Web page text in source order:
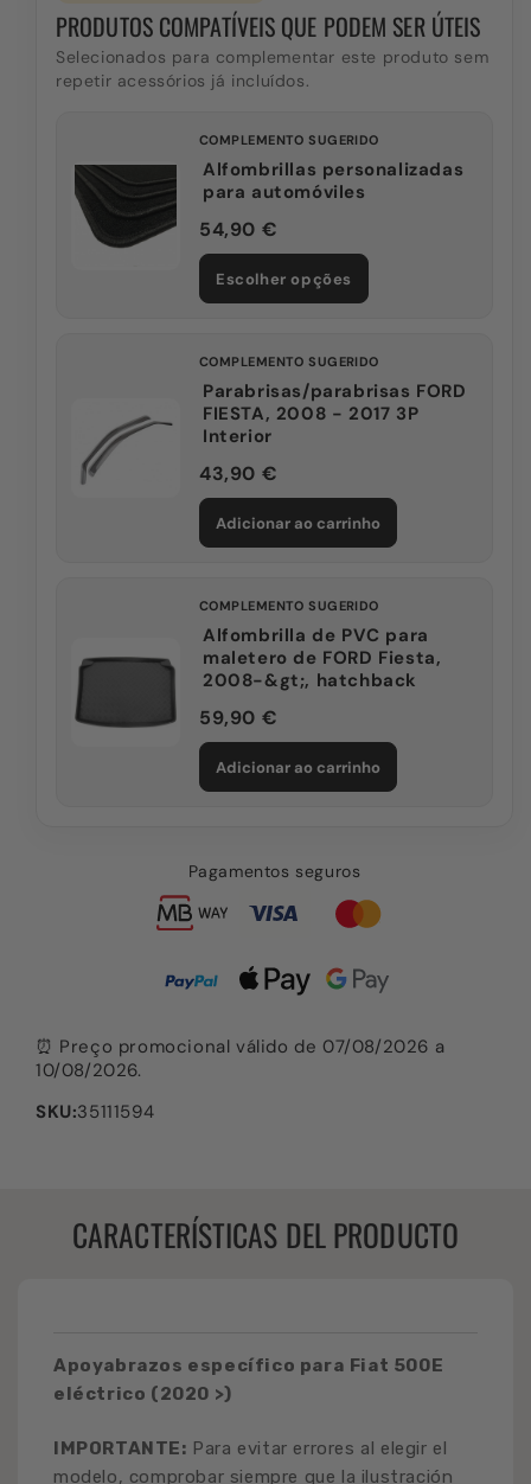
PRODUTOS COMPATÍVEIS QUE PODEM SER ÚTEIS
Selecionados para complementar este produto sem
repetir acessórios já incluídos.
COMPLEMENTO SUGERIDO
Alfombrillas personalizadas
para automóviles
54,90 €
Escolher opções
COMPLEMENTO SUGERIDO
Parabrisas/parabrisas FORD
FIESTA, 2008 - 2017 3P
Interior
43,90 €
Adicionar ao carrinho
COMPLEMENTO SUGERIDO
Alfombrilla de PVC para
maletero de FORD Fiesta,
2008-&gt;, hatchback
59,90 €
Adicionar ao carrinho
Pagamentos seguros
⏰ Preço promocional válido de 07/08/2026 a
10/08/2026.
SKU:35111594
CARACTERÍSTICAS DEL PRODUCTO
Apoyabrazos específico para Fiat 500E
eléctrico (2020 >)
IMPORTANTE: Para evitar errores al elegir el
modelo, comprobar siempre que la ilustración